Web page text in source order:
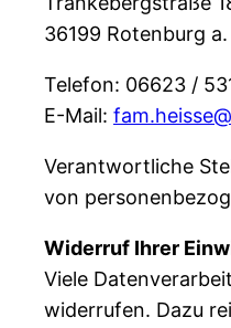
36199 Rotenburg a.
Telefon: 06623 /
E-Mail:
Verantwortliche
von
Widerruf Ihrer
Viele
widerrufen. Dazu